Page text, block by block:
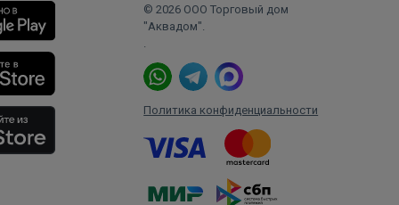
© 2026 ООО Торговый дом
"Аквадом".
.
Политика конфиденциальности